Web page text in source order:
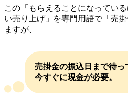
この「もらえることになってい
い売り上げ」を専門用語で「売
ますが、
売掛金の振込日まで待っ
今すぐに現金が必要。